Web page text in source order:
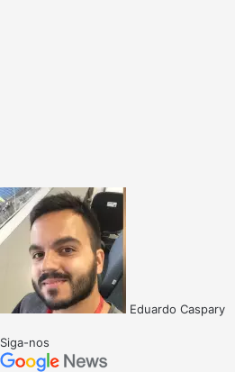
Eduardo Caspary
Siga-nos